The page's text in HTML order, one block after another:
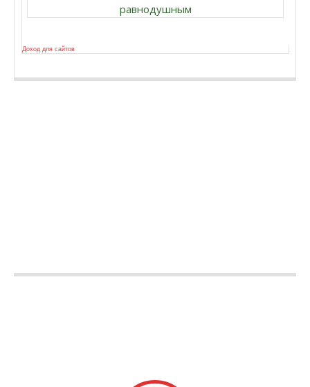
равнодушным
Доход для сайтов